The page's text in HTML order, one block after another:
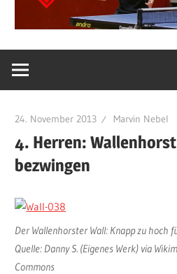
24. November 2013 Marvin Nebel
4. Herren:
bezwingen
Der Wallenhorster Wall: Knapp zu hoch
Quelle: Danny S. (Eigenes Werk) via
Commons